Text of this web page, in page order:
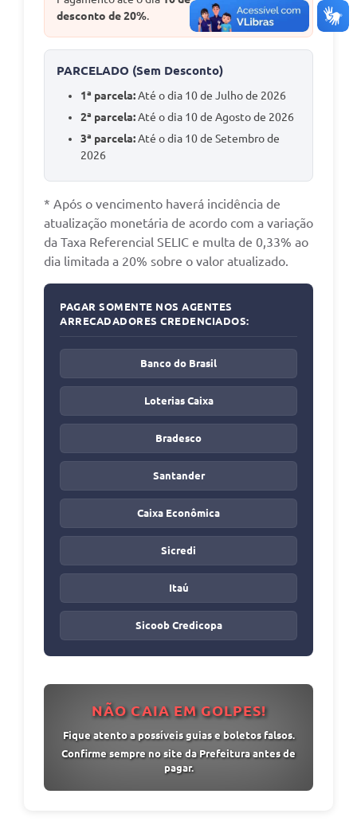
desconto de 20%.
PARCELADO (Sem Desconto)
1ª parcela:Até o dia 10 de Julho de 2026
2ª parcela:Até o dia 10 de Agosto de 2026
3ª parcela:Até o dia 10 de Setembro de
2026
* Após o vencimento haverá incidência de
atualização monetária de acordo com a variação
da Taxa Referencial SELIC e multa de 0,33% ao
dia limitada a 20% sobre o valor atualizado.
PAGAR SOMENTE NOS AGENTES
ARRECADADORES CREDENCIADOS:
Banco do Brasil
Loterias Caixa
Bradesco
Santander
Caixa Econômica
Sicredi
Itaú
Sicoob Credicopa
NÃO CAIA EM GOLPES!
Fique atento a possíveis guias e boletos falsos.
Confirme sempre no site da Prefeitura antes de
pagar.